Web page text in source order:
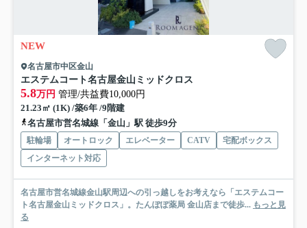
NEW
名古屋市中区金山
エステムコート名古屋金山ミッドクロス
5.8万円 管理/共益費10,000円
21.23㎡ (1K) /築6年 /9階建
名古屋市営名城線「金山」駅 徒歩9分
駐輪場 オートロック エレベーター CATV
宅配ボックス
インターネット対応
名古屋市営名城線金山駅周辺への引っ越しをお考えなら「エステムコー
ト名古屋金山ミッドクロス」。たんぽぽ薬局 金山店まで徒歩... もっと見
る